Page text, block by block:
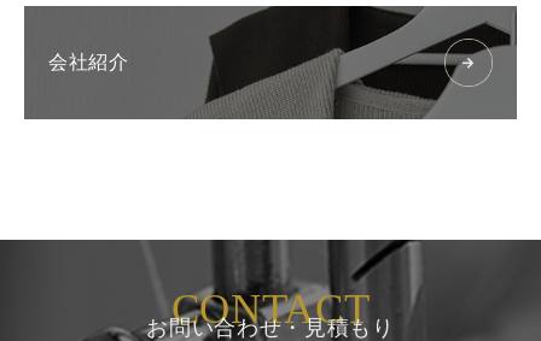
会社紹介
CONTACT
お問い合わせ・見積もり